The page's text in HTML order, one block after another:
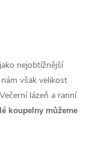
nejobtížnější
však velikost
lázeň a ranní
koupelny můžeme